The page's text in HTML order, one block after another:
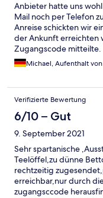
Anbieter hatte uns
Mail noch per Telefon
Anreise schickten wir
der Ankunft erreichten
Zugangscode
aber stellenweise doch
Treppenhaus, Krümmel
wurde wohl vor
feine Staub auf den
Michael, Aufenthalt von
Verifizierte Bewertung
6/10 – Gut
9. September 2021
Sehr spartanische
Teelöffel,zu dünne
rechtzeitig
erreichbar,nur durch
zugangsccode